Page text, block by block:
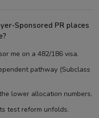
Sponsored PR places
me on a 482/186 visa.
pathway (Subclass
lower allocation numbers.
test reform unfolds.